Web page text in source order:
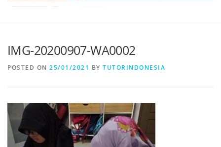
IMG-20200907-WA0002
POSTED ON 25/01/2021 BY TUTORINDONESIA